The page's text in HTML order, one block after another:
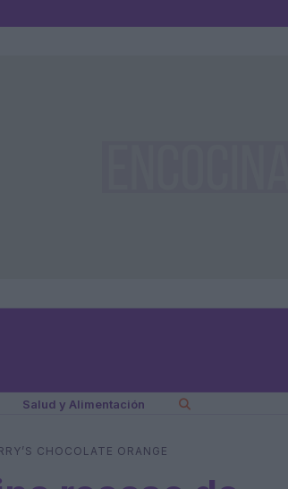
Salud y Alimentación
CHOCOLATE ORANGE